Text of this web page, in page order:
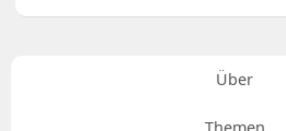
Über